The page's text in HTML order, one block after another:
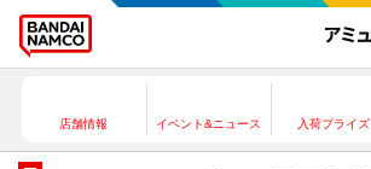
店舗情報 イベント&ニュース 入荷プライズ